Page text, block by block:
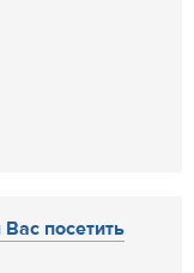
посетить